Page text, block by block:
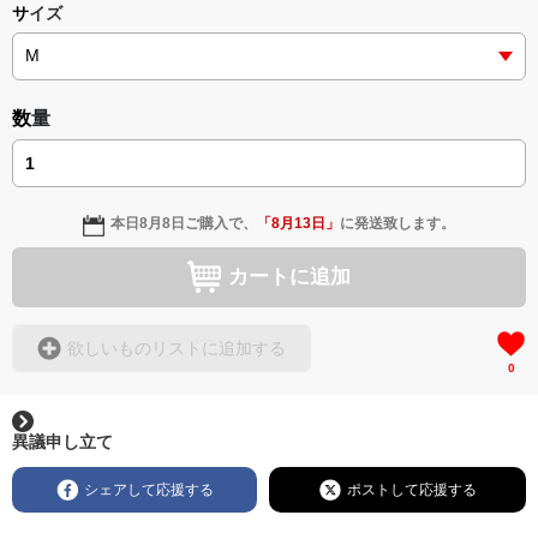
サイズ
数量
本日8月8日 ご購入で、 「8月13日 」 に発送致します。
カートに追加
欲しいものリストに追加する
0
異議申し立て
シェアして応援する ポストして応援する